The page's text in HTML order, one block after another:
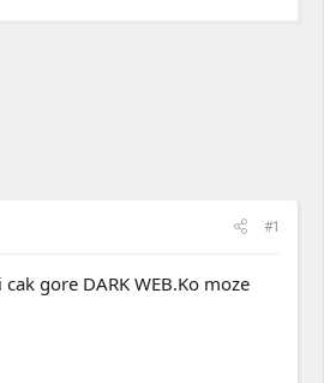
#1
gore DARK WEB.Ko moze